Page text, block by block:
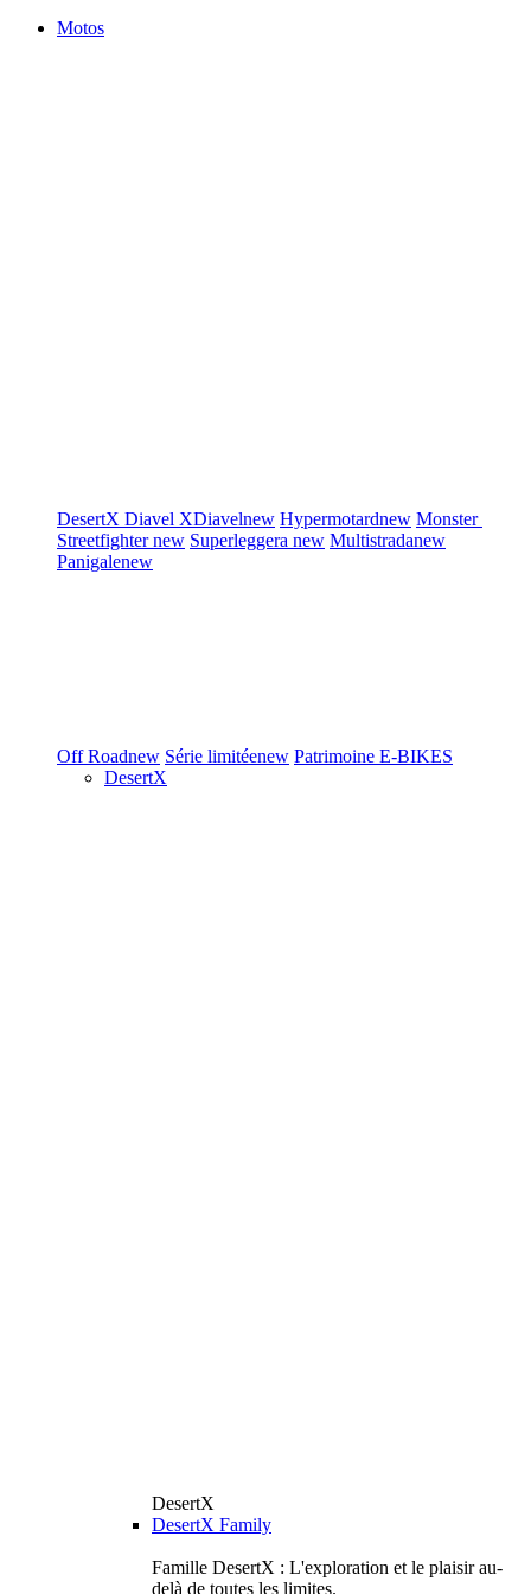
Motos
DesertX Diavel XDiavelnew Hypermotardnew Monster
Streetfighternew Superleggera new Multistradanew
Panigalenew
Off Roadnew Série limitéenew Patrimoine E-BIKES
DesertX
DesertX
DesertX Family
Famille DesertX : L'exploration et le plaisir au-
delà de toutes les limites.